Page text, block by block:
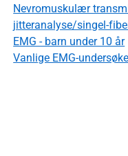
Nevromuskulær
jitteranalyse/singel-
EMG - barn under 10 år
Vanlige EMG-